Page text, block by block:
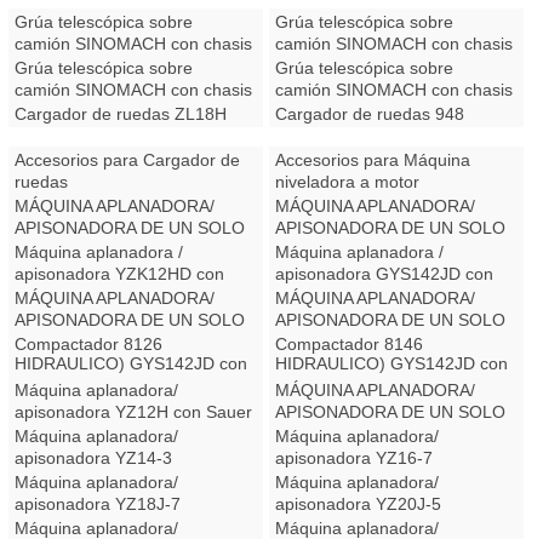
Grúa telescópica sobre
camión SINOMACH con chasis
Dongfeng
Grúa telescópica sobre
camión SINOMACH con chasis
FAW
Grúa telescópica sobre
camión SINOMACH con chasis
FOTON
Grúa telescópica sobre
camión SINOMACH con chasis
JAC
Cargador de ruedas ZL18H Cargador de ruedas 948
Accesorios para Cargador de
ruedas
Accesorios para Máquina
niveladora a motor
MÁQUINA APLANADORA/
APISONADORA DE UN SOLO
RODILLO (ACCIONAMIENTO
MECÁNICO) GYS122J con
Rexroth
MÁQUINA APLANADORA/
APISONADORA DE UN SOLO
RODILLO (ACCIONAMIENTO
MECÁNICO) GYS122J con
Sauer
Máquina aplanadora /
apisonadora YZK12HD con
Sauer
Máquina aplanadora /
apisonadora GYS142JD con
Rexroth
MÁQUINA APLANADORA/
APISONADORA DE UN SOLO
RODILLO (ACCIONAMIENTO
HIDRÁULICO) GYS142JD con
Sauer
MÁQUINA APLANADORA/
APISONADORA DE UN SOLO
RODILLO (ACCIONAMIENTO
HIDRÁULICO) GYS142JD con
Sauer
Compactador 8126 Compactador 8146
Máquina aplanadora/
apisonadora YZ12H con Sauer
MÁQUINA APLANADORA/
APISONADORA DE UN SOLO
RODILLO (ACCIONAMIENTO
HIDRÁULICO) GYS142J con
Sauer
Máquina aplanadora/
apisonadora YZ14-3
Máquina aplanadora/
apisonadora YZ16-7
Máquina aplanadora/
apisonadora YZ18J-7
Máquina aplanadora/
apisonadora YZ20J-5
Máquina aplanadora/
Máquina aplanadora/